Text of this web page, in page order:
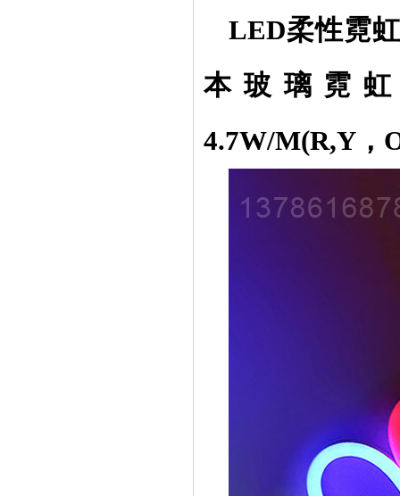
LED柔性霓
本玻璃霓虹
4.7W/M(R,Y，